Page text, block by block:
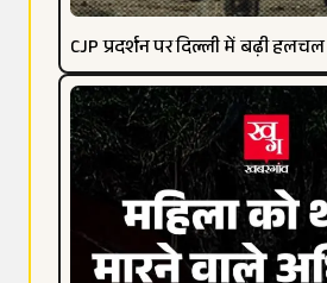
CJP प्रदर्शन पर दिल्ली में बढ़ी हलचल